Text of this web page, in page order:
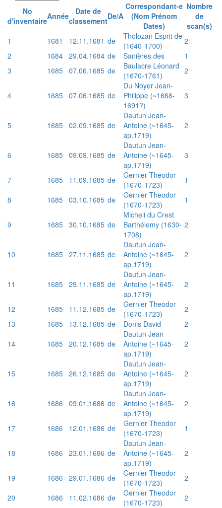
No
d'inventaireAnnée
Date de
classementDe/A
Correspondant-e
(Nom Prénom
Dates)
Nombre
de
scan(s)
1
1681 12.11.1681 de
Tholozan Esprit de
(1640-1700)
2
2
1684 29.04.1684 de Sanières des
1
3
1685 07.06.1685 de
Baulacre Léonard
(1670-1761)
2
4 1685 07.06.1685 de
Du Noyer Jean-
Philippe (~1668-
1691?)
3
5 1685 02.09.1685 de
Dautun Jean-
Antoine (~1645-
ap.1719)
2
6 1685 09.09.1685 de
Dautun Jean-
Antoine (~1645-
ap.1719)
3
7 1685 11.09.1685 de
Gernler Theodor
(1670-1723)
1
8
1685 03.10.1685 de
Gernler Theodor
(1670-1723)
1
9 1685 30.10.1685 de
Micheli du Crest
Barthélemy (1630-
1708)
2
10 1685 27.11.1685 de
Dautun Jean-
Antoine (~1645-
ap.1719)
2
11 1685 29.11.1685 de
Dautun Jean-
Antoine (~1645-
ap.1719)
2
12 1685 11.12.1685 de
Gernler Theodor
(1670-1723)
2
13
1685 13.12.1685 de Donis David
2
14
1685 20.12.1685 de
Dautun Jean-
Antoine (~1645-
ap.1719)
2
15 1685 26.12.1685 de
Dautun Jean-
Antoine (~1645-
ap.1719)
2
16 1686 09.01.1686 de
Dautun Jean-
Antoine (~1645-
ap.1719)
2
17 1686 12.01.1686 de
Gernler Theodor
(1670-1723)
1
18 1686 23.01.1686 de
Dautun Jean-
Antoine (~1645-
ap.1719)
2
19 1686 29.01.1686 de
Gernler Theodor
(1670-1723)
2
20
1686 11.02.1686 de
Gernler Theodor
(1670-1723)
2